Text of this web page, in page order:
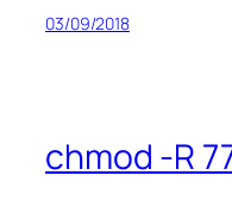
03/09/2018
chmod -R